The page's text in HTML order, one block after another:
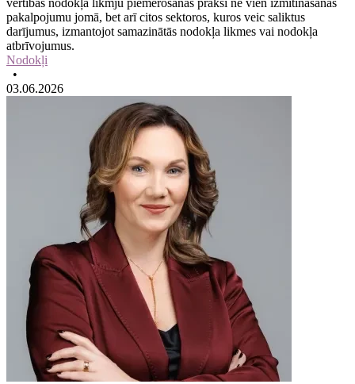
vērtības nodokļa likmju piemērošanas praksi ne vien izmitināšanas
pakalpojumu jomā, bet arī citos sektoros, kuros veic saliktus
darījumus, izmantojot samazinātās nodokļa likmes vai nodokļa
atbrīvojumus.
Nodokļi
•
03.06.2026